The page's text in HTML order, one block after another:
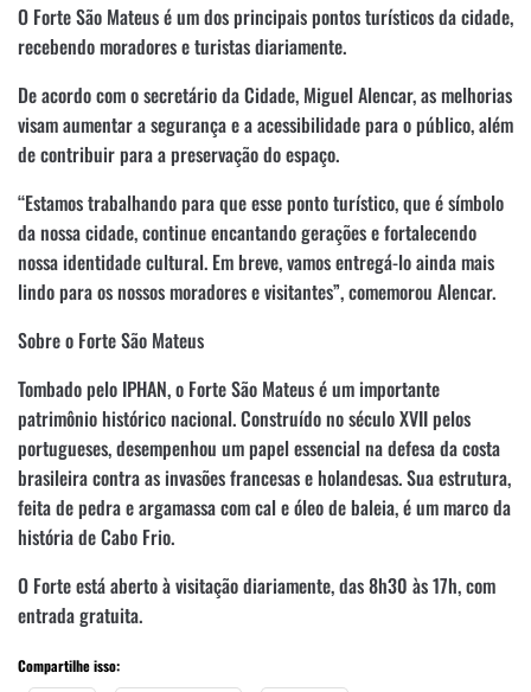
O Forte São Mateus é um dos principais pontos turísticos da cidade,
recebendo moradores e turistas diariamente.
De acordo com o secretário da Cidade, Miguel Alencar, as melhorias
visam aumentar a segurança e a acessibilidade para o público, além
de contribuir para a preservação do espaço.
“Estamos trabalhando para que esse ponto turístico, que é símbolo
da nossa cidade, continue encantando gerações e fortalecendo
nossa identidade cultural. Em breve, vamos entregá-lo ainda mais
lindo para os nossos moradores e visitantes”, comemorou Alencar.
Sobre o Forte São Mateus
Tombado pelo IPHAN, o Forte São Mateus é um importante
patrimônio histórico nacional. Construído no século XVII pelos
portugueses, desempenhou um papel essencial na defesa da costa
brasileira contra as invasões francesas e holandesas. Sua estrutura,
feita de pedra e argamassa com cal e óleo de baleia, é um marco da
história de Cabo Frio.
O Forte está aberto à visitação diariamente, das 8h30 às 17h, com
entrada gratuita.
Compartilhe isso: